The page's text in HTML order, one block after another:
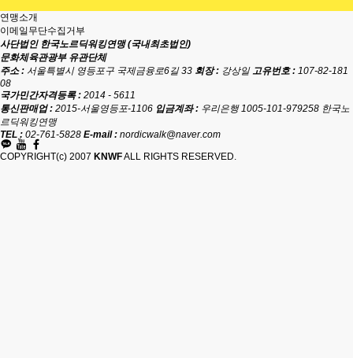
연맹소개
이메일무단수집거부
사단법인 한국노르딕워킹연맹 (국내최초법인)
문화체육관광부 유관단체
주소 : 서울특별시 영등포구 국제금융로6길 33 회장 : 강상일 고유번호 : 107-82-181
08
국가민간자격등록 : 2014 - 5611
통신판매업 : 2015-서울영등포-1106 입금계좌 : 우리은행 1005-101-979258 한국노
르딕워킹연맹
TEL : 02-761-5828 E-mail : nordicwalk@naver.com
COPYRIGHT(c) 2007 KNWFALL RIGHTS RESERVED.